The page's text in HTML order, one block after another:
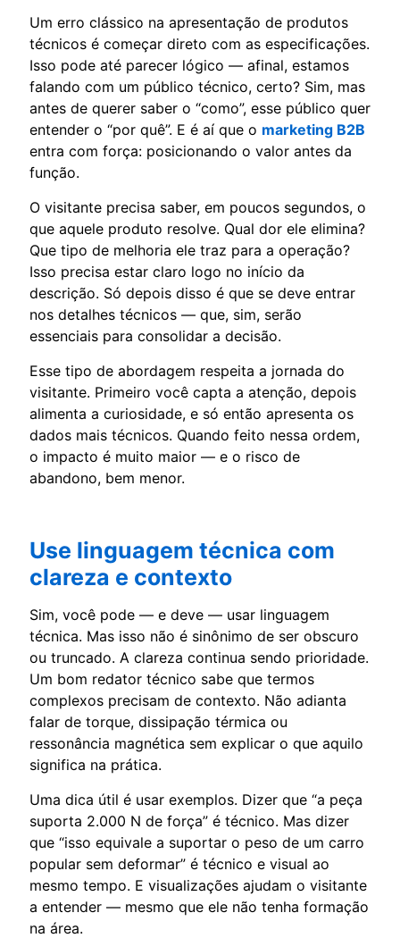
Um erro clássico na apresentação de produtos
técnicos é começar direto com as especificações.
Isso pode até parecer lógico — afinal, estamos
falando com um público técnico, certo? Sim, mas
antes de querer saber o “como”, esse público quer
entender o “por quê”. E é aí que o marketing B2B
entra com força: posicionando o valor antes da
função.
O visitante precisa saber, em poucos segundos, o
que aquele produto resolve. Qual dor ele elimina?
Que tipo de melhoria ele traz para a operação?
Isso precisa estar claro logo no início da
descrição. Só depois disso é que se deve entrar
nos detalhes técnicos — que, sim, serão
essenciais para consolidar a decisão.
Esse tipo de abordagem respeita a jornada do
visitante. Primeiro você capta a atenção, depois
alimenta a curiosidade, e só então apresenta os
dados mais técnicos. Quando feito nessa ordem,
o impacto é muito maior — e o risco de
abandono, bem menor.
Use linguagem técnica com
clareza e contexto
Sim, você pode — e deve — usar linguagem
técnica. Mas isso não é sinônimo de ser obscuro
ou truncado. A clareza continua sendo prioridade.
Um bom redator técnico sabe que termos
complexos precisam de contexto. Não adianta
falar de torque, dissipação térmica ou
ressonância magnética sem explicar o que aquilo
significa na prática.
Uma dica útil é usar exemplos. Dizer que “a peça
suporta 2.000 N de força” é técnico. Mas dizer
que “isso equivale a suportar o peso de um carro
popular sem deformar” é técnico e visual ao
mesmo tempo. E visualizações ajudam o visitante
a entender — mesmo que ele não tenha formação
na área.